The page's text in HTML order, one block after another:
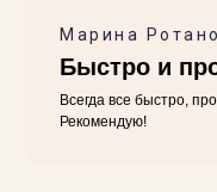
Марина
Быстро и
Всегда все быстро,
Рекомендую!